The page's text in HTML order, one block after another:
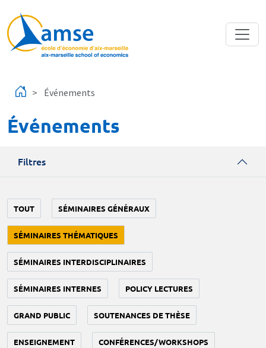
Événements
Événements
Filtres
TOUT SÉMINAIRES GÉNÉRAUX
SÉMINAIRES THÉMATIQUES
SÉMINAIRES INTERDISCIPLINAIRES
SÉMINAIRES INTERNES POLICY LECTURES
GRAND PUBLIC SOUTENANCES DE THÈSE
ENSEIGNEMENT CONFÉRENCES/WORKSHOPS